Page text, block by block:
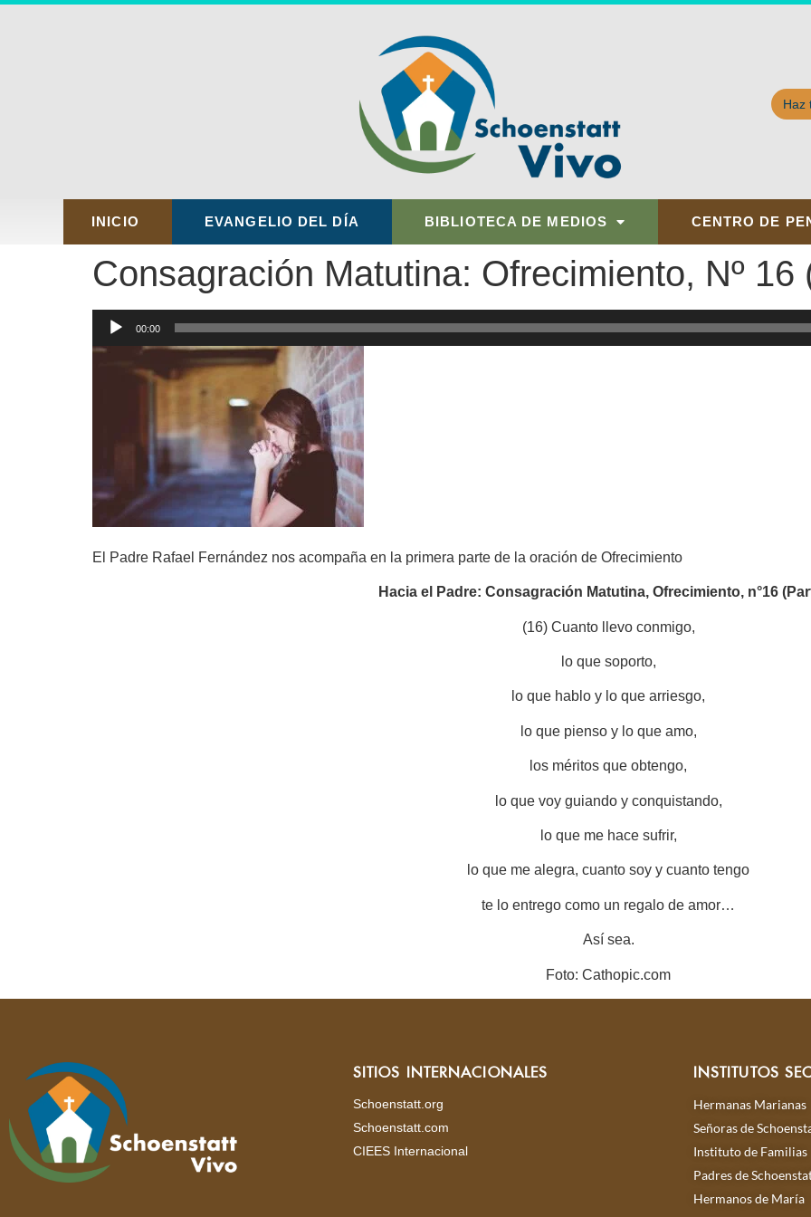
Haz
INICIO EVANGELIO DEL DÍA BIBLIOTECA DE MEDIOS CENTRO DE
Consagración Matutina: Ofrecimiento, Nº 16
Reproductor
00:00
El Padre Rafael Fernández nos acompaña en la primera parte de la oración de Ofrecimiento
Hacia el Padre: Consagración Matutina, Ofrecimiento, n°16
(16) Cuanto llevo conmigo,
lo que soporto,
lo que hablo y lo que arriesgo,
lo que pienso y lo que amo,
los méritos que obtengo,
lo que voy guiando y conquistando,
lo que me hace sufrir,
lo que me alegra, cuanto soy y cuanto tengo
te lo entrego como un regalo de amor…
Así sea.
Foto: Cathopic.com
SITIOS INTERNACIONALES
Schoenstatt.org
Schoenstatt.com
CIEES Internacional
INSTITUTOS
Hermanas Marianas
Señoras de
Instituto de Familias
Padres de
Hermanos de María